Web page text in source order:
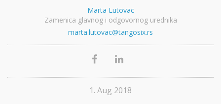
Marta Lutovac
Zamenica glavnog i odgovornog urednika
marta.lutovac@tangosix.rs
1. Aug 2018